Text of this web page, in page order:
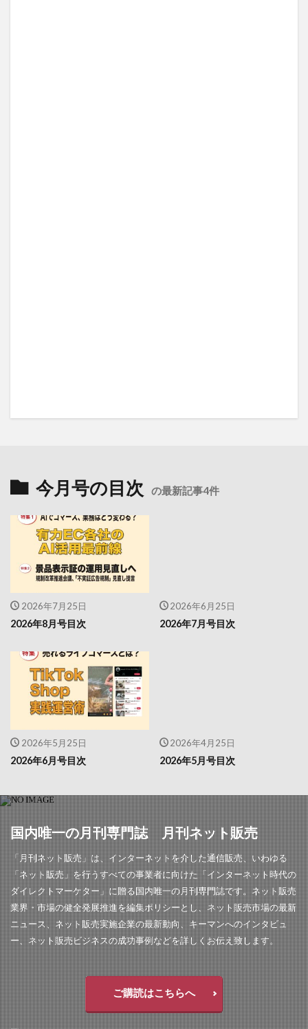
今月号の目次 の最新記事4件
2026年7月25日
2026年8月号目次
2026年6月25日
2026年7月号目次
2026年5月25日
2026年6月号目次
2026年4月25日
2026年5月号目次
国内唯一の月刊専門誌 月刊ネット販売
「月刊ネット販売」は、インターネットを介した通信販売、いわゆる
「ネット販売」を行うすべての事業者に向けた「インターネット時代の
ダイレクトマーケター」に贈る国内唯一の月刊専門誌です。ネット販売
業界・市場の健全発展推進を編集ポリシーとし、ネット販売市場の最新
ニュース、ネット販売実施企業の最新動向、キーマンへのインタビュ
ー、ネット販売ビジネスの成功事例などを詳しくお伝え致します。
ご購読はこちらへ